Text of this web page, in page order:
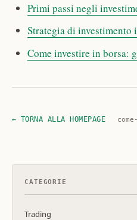
Primi passi negli
Strategia di investimento
Come investire in borsa:
← TORNA ALLA HOMEPAGE
CATEGORIE
Trading